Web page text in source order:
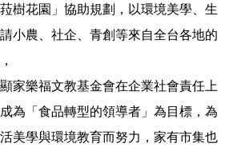
樹花園」協助規劃，以環境美學、生
小農、社企、青創等來自全台各地的
家樂福文教基金會在企業社會責任上
為「食品轉型的領導者」為目標，為
美學與環境教育而努力，家有市集也